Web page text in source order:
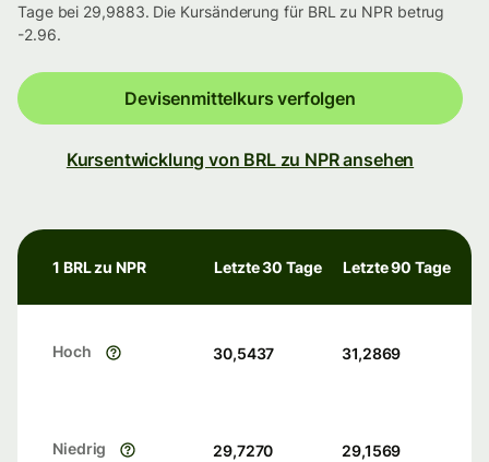
Tage bei 29,9883. Die Kursänderung für BRL zu NPR betrug
-2.96.
Devisenmittelkurs verfolgen
Kursentwicklung von BRL zu NPR ansehen
1 BRL zu NPR Letzte 30 Tage Letzte 90 Tage
Hoch 30,5437 31,2869
Niedrig 29,7270 29,1569